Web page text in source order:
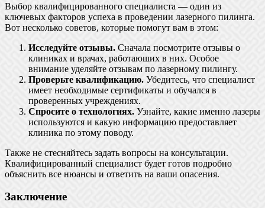
Выбор квалифицированного специалиста — один из
ключевых факторов успеха в проведении лазерного пилинга.
Вот несколько советов, которые помогут вам в этом:
Исследуйте отзывы. Сначала посмотрите отзывы о
клиниках и врачах, работаюших в них. Особое
внимание уделяйте отзывам по лазерному пилингу.
Проверьте квалификацию. Убедитесь, что специалист
имеет необходимые сертификаты и обучался в
проверенных учреждениях.
Спросите о технологиях. Узнайте, какие именно лазеры
используются и какую информацию предоставляет
клиника по этому поводу.
Также не стесняйтесь задать вопросы на консультации.
Квалифицированный специалист будет готов подробно
объяснить все нюансы и ответить на ваши опасения.
Заключение